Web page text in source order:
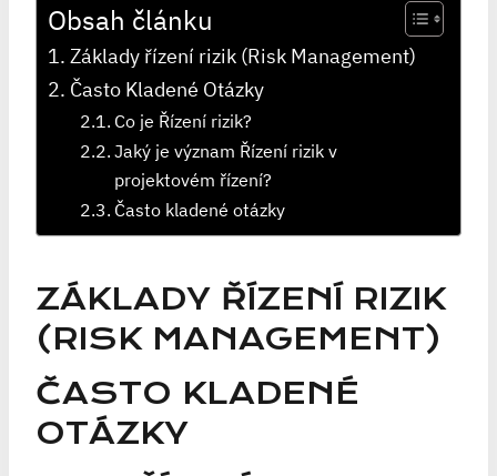
Obsah článku
Základy řízení rizik (Risk Management)
Často Kladené Otázky
Co je Řízení rizik?
Jaký je význam Řízení rizik v
projektovém řízení?
Často kladené otázky
ZÁKLADY ŘÍZENÍ RIZIK
(RISK MANAGEMENT)
ČASTO KLADENÉ
OTÁZKY